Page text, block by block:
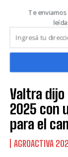
Valtra
2025 con
para el
AGROACTIVA
Te